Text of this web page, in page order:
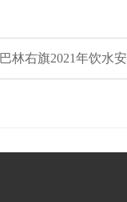
巴林右旗2021年饮水